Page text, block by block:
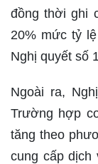
đồng thời ghi
20% mức tỷ
Nghị quyết số
Ngoài ra,
Trường hợp
tăng theo
cung cấp dịch